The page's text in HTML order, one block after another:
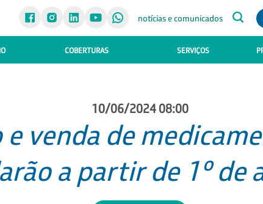
notícias e comunicados
COBERTURAS SERVIÇOS
10/06/2024 08:00
venda de
a partir de 1º de